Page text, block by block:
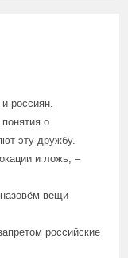
россиян.
о
эту дружбу.
и ложь, –
вещи
российские